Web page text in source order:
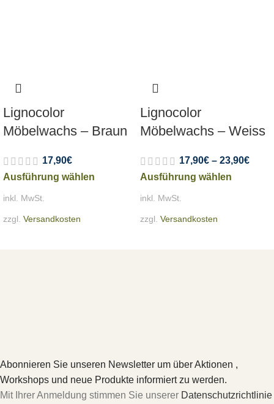
Lignocolor
Möbelwachs – Braun
17,90€
Ausführung wählen
inkl. MwSt.
zzgl. Versandkosten
Lignocolor
Möbelwachs – Weiss
17,90€ – 23,90€
Ausführung wählen
inkl. MwSt.
zzgl. Versandkosten
Abonnieren Sie unseren Newsletter um über Aktionen ,
Workshops und neue Produkte informiert zu werden.
Mit Ihrer Anmeldung stimmen Sie unserer Datenschutzrichtlinie